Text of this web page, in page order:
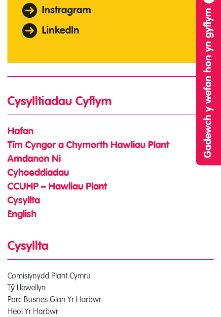
Gadewch y wefan hon yn gyflym
Instragram
LinkedIn
Cysylltiadau Cyflym
Hafan
Tîm Cyngor a Chymorth Hawliau Plant
Amdanon Ni
Cyhoeddiadau
CCUHP – Hawliau Plant
Cysyllta
English
Cysyllta
Comisiynydd Plant Cymru
Tŷ Llewellyn
Parc Busnes Glan Yr Harbwr
Heol Yr Harbwr